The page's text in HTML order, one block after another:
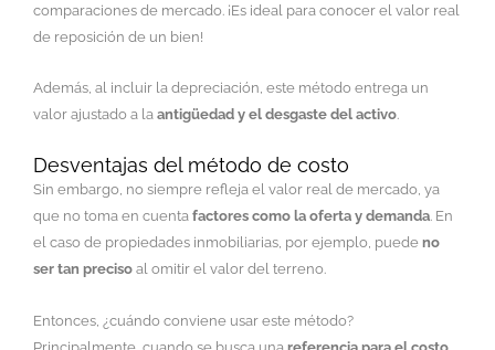
comparaciones de mercado. ¡Es ideal para conocer el valor real
de reposición de un bien!
Además, al incluir la depreciación, este método entrega un
valor ajustado a la antigüedad y el desgaste del activo.
Desventajas del método de costo
Sin embargo, no siempre refleja el valor real de mercado, ya
que no toma en cuenta factores como la oferta y demanda. En
el caso de propiedades inmobiliarias, por ejemplo, puede no
ser tan preciso al omitir el valor del terreno.
Entonces, ¿cuándo conviene usar este método?